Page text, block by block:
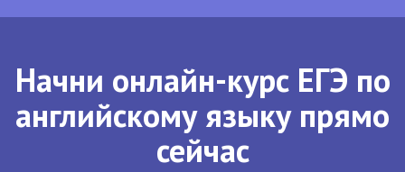
Начни онлайн-курс ЕГЭ по
английскому языку прямо
сейчас